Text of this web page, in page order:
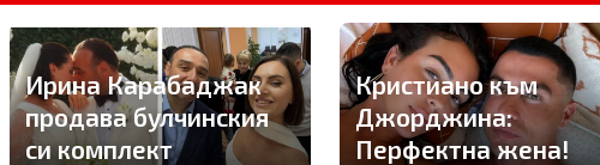
Ирина Карабаджак
продава булчинския
си комплект
Кристиано към
Джорджина:
Перфектна жена!